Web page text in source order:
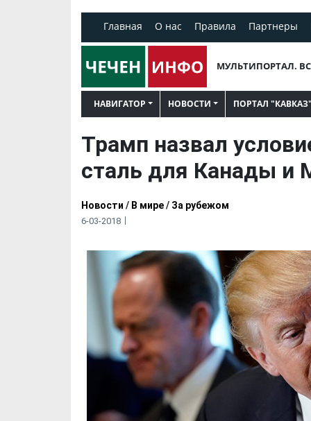
Главная О нас Правила Партнеры
МУЛЬТИПОРТАЛ.
НАВИГАТОР НОВОСТИ ПОРТАЛ "КАВКАЗ"
Трамп назвал
сталь для Канады и
Новости / В мире/ За рубежом
6-03-2018